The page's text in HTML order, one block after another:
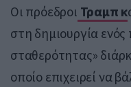
Οι πρόεδροι Τραμπ κ
στη δημιουργία
σταθερότητας»
οποίο επιχειρεί να